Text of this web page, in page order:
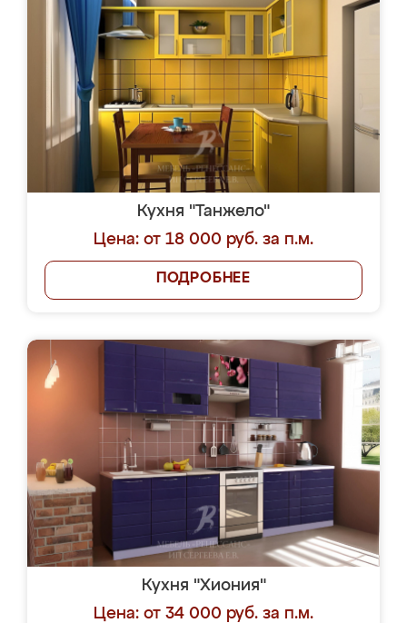
Кухня "Танжело"
Цена: от 18 000 руб. за п.м.
ПОДРОБНЕЕ
Кухня "Хиония"
Цена: от 34 000 руб. за п.м.